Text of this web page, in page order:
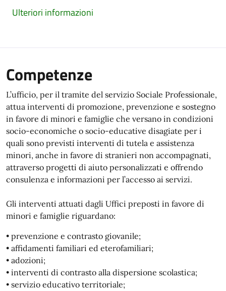
Ulteriori informazioni
Competenze
L’ufficio, per il tramite del servizio Sociale Professionale,
attua interventi di promozione, prevenzione e sostegno
in favore di minori e famiglie che versano in condizioni
socio-economiche o socio-educative disagiate per i
quali sono previsti interventi di tutela e assistenza
minori, anche in favore di stranieri non accompagnati,
attraverso progetti di aiuto personalizzati e offrendo
consulenza e informazioni per l’accesso ai servizi.
Gli interventi attuati dagli Uffici preposti in favore di
minori e famiglie riguardano:
• prevenzione e contrasto giovanile;
• affidamenti familiari ed eterofamiliari;
• adozioni;
• interventi di contrasto alla dispersione scolastica;
• servizio educativo territoriale;